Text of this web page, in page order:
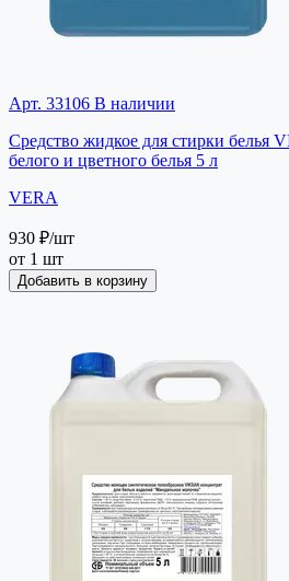
Арт. 33106 В наличии
Средство жидкое для стирки белья
белого и цветного белья 5 л
VERA
930 ₽/шт
от 1 шт
Добавить в корзину